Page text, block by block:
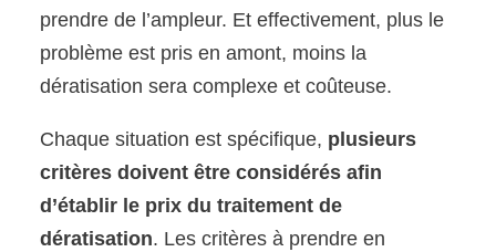
prendre de l’ampleur. Et effectivement, plus le
problème est pris en amont, moins la
dératisation sera complexe et coûteuse.
Chaque situation est spécifique, plusieurs
critères doivent être considérés afin
d’établir le prix du traitement de
dératisation. Les critères à prendre en